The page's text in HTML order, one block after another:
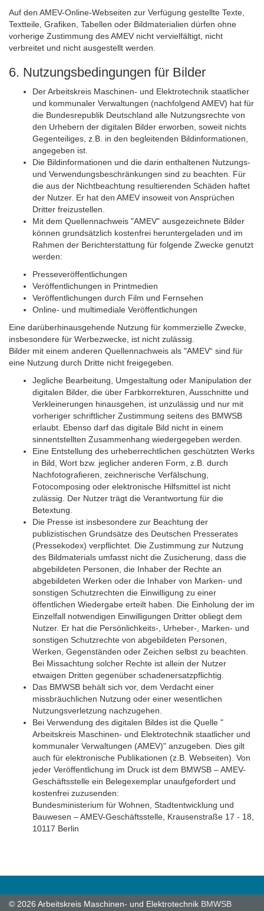
Auf den AMEV-Online-Webseiten zur Verfügung gestellte Texte,
Textteile, Grafiken, Tabellen oder Bildmaterialien dürfen ohne
vorherige Zustimmung des AMEV nicht vervielfältigt, nicht
verbreitet und nicht ausgestellt werden.
6. Nutzungsbedingungen für Bilder
Der Arbeitskreis Maschinen- und Elektrotechnik staatlicher
und kommunaler Verwaltungen (nachfolgend AMEV) hat für
die Bundesrepublik Deutschland alle Nutzungsrechte von
den Urhebern der digitalen Bilder erworben, soweit nichts
Gegenteiliges, z.B. in den begleitenden Bildinformationen,
angegeben ist.
Die Bildinformationen und die darin enthaltenen Nutzungs-
und Verwendungsbeschränkungen sind zu beachten. Für
die aus der Nichtbeachtung resultierenden Schäden haftet
der Nutzer. Er hat den AMEV insoweit von Ansprüchen
Dritter freizustellen.
Mit dem Quellennachweis "AMEV" ausgezeichnete Bilder
können grundsätzlich kostenfrei heruntergeladen und im
Rahmen der Berichterstattung für folgende Zwecke genutzt
werden:
Presseveröffentlichungen
Veröffentlichungen in Printmedien
Veröffentlichungen durch Film und Fernsehen
Online- und multimediale Veröffentlichungen
Eine darüberhinausgehende Nutzung für kommerzielle Zwecke,
insbesondere für Werbezwecke, ist nicht zulässig.
Bilder mit einem anderen Quellennachweis als "AMEV“ sind für
eine Nutzung durch Dritte nicht freigegeben.
Jegliche Bearbeitung, Umgestaltung oder Manipulation der
digitalen Bilder, die über Farbkorrekturen, Ausschnitte und
Verkleinerungen hinausgehen, ist unzulässig und nur mit
vorheriger schriftlicher Zustimmung seitens des BMWSB
erlaubt. Ebenso darf das digitale Bild nicht in einem
sinnentstellten Zusammenhang wiedergegeben werden.
Eine Entstellung des urheberrechtlichen geschützten Werks
in Bild, Wort bzw. jeglicher anderen Form, z.B. durch
Nachfotografieren, zeichnerische Verfälschung,
Fotocomposing oder elektronische Hilfsmittel ist nicht
zulässig. Der Nutzer trägt die Verantwortung für die
Betextung.
Die Presse ist insbesondere zur Beachtung der
publizistischen Grundsätze des Deutschen Presserates
(Pressekodex) verpflichtet. Die Zustimmung zur Nutzung
des Bildmaterials umfasst nicht die Zusicherung, dass die
abgebildeten Personen, die Inhaber der Rechte an
abgebildeten Werken oder die Inhaber von Marken- und
sonstigen Schutzrechten die Einwilligung zu einer
öffentlichen Wiedergabe erteilt haben. Die Einholung der im
Einzelfall notwendigen Einwilligungen Dritter obliegt dem
Nutzer. Er hat die Persönlichkeits-, Urheber-, Marken- und
sonstigen Schutzrechte von abgebildeten Personen,
Werken, Gegenständen oder Zeichen selbst zu beachten.
Bei Missachtung solcher Rechte ist allein der Nutzer
etwaigen Dritten gegenüber schadenersatzpflichtig.
Das BMWSB behält sich vor, dem Verdacht einer
missbräuchlichen Nutzung oder einer wesentlichen
Nutzungsverletzung nachzugehen.
Bei Verwendung des digitalen Bildes ist die Quelle "
Arbeitskreis Maschinen- und Elektrotechnik staatlicher und
kommunaler Verwaltungen (AMEV)" anzugeben. Dies gilt
auch für elektronische Publikationen (z.B. Webseiten). Von
jeder Veröffentlichung im Druck ist dem BMWSB – AMEV-
Geschäftsstelle ein Belegexemplar unaufgefordert und
kostenfrei zuzusenden:
Bundesministerium für Wohnen, Stadtentwicklung und
Bauwesen – AMEV-Geschäftsstelle, Krausenstraße 17 - 18,
10117 Berlin
© 2026 Arbeitskreis Maschinen- und Elektrotechnik BMWSB